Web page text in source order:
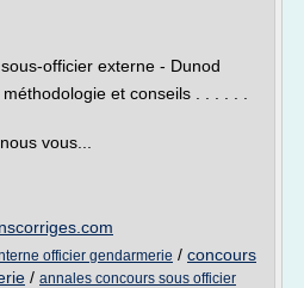
officier externe - Dunod
et conseils . . . . . .
vous...
officier gendarmerie / concours
/ annales concours sous officier